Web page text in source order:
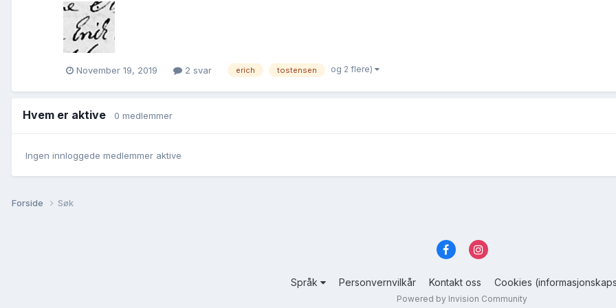
November 19, 2019 2 svar erich tostensen og 2 flere)
Hvem er aktive 0 medlemmer
Ingen innloggede medlemmer aktive
Forside Søk
Språk Personvernvilkår Kontakt oss Cookies
Powered by Invision Community